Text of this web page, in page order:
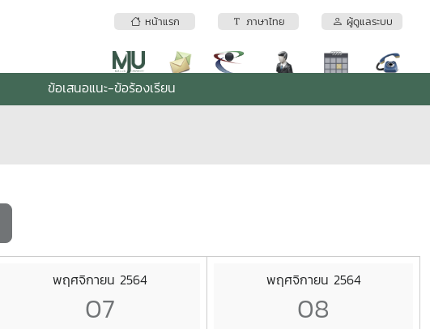
หน้าแรก ภาษาไทย ผู้ดูแลระบบ
ข้อเสนอแนะ-ข้อร้องเรียน
พฤศจิกายน 2564
07
พฤศจิกายน 2564
08